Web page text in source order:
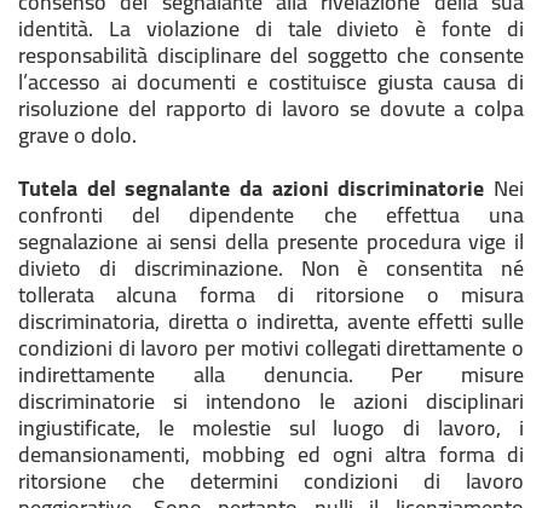
identità. La violazione di tale divieto è fonte di
responsabilità disciplinare del soggetto che consente
l’accesso ai documenti e costituisce giusta causa di
risoluzione del rapporto di lavoro se dovute a colpa
grave o dolo.
Tutela del segnalante da azioni discriminatorie Nei
confronti del dipendente che effettua una
segnalazione ai sensi della presente procedura vige il
divieto di discriminazione. Non è consentita né
tollerata alcuna forma di ritorsione o misura
discriminatoria, diretta o indiretta, avente effetti sulle
condizioni di lavoro per motivi collegati direttamente o
indirettamente alla denuncia. Per misure
discriminatorie si intendono le azioni disciplinari
ingiustificate, le molestie sul luogo di lavoro, i
demansionamenti, mobbing ed ogni altra forma di
ritorsione che determini condizioni di lavoro